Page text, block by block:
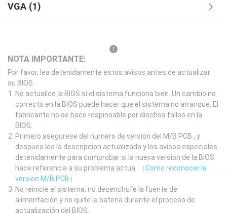
VGA (1)
NOTA IMPORTANTE:
Por favor, lea detenidamente estos avisos antes de actualizar
su BIOS.
No actualice la BIOS si el sistema funciona bien. Un cambio no
correcto en la BIOS puede hacer que el sistema no arranque. El
fabricante no se hace respinsable por dischos fallos en la
BIOS.
Primero asegurese del numero de version del M/B PCB , y
despues lea la descripcion actualizada y los avisos especiales
detenidamente para comprobar si la nueva version de la BIOS
hace referencia a su problema actua.
（Como reconocer la
version M/B PCB）
No reinicie el sistema, no desenchufe la fuente de
alimentación y no quite la batería durante el proceso de
actualización del BIOS.